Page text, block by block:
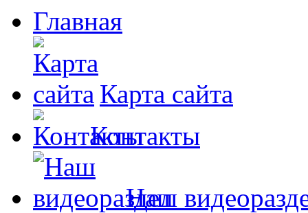
Главная
Карта сайта
Контакты
Наш